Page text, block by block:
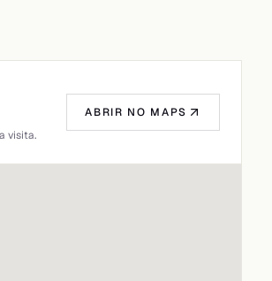
visita.
ABRIR NO MAPS